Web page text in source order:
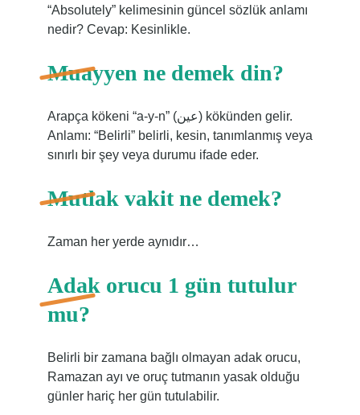
“Absolutely” kelimesinin güncel sözlük anlamı
nedir? Cevap: Kesinlikle.
Muayyen ne demek din?
Arapça kökeni “a-y-n” (عين) kökünden gelir.
Anlamı: “Belirli” belirli, kesin, tanımlanmış veya
sınırlı bir şey veya durumu ifade eder.
Mutlak vakit ne demek?
Zaman her yerde aynıdır…
Adak orucu 1 gün tutulur
mu?
Belirli bir zamana bağlı olmayan adak orucu,
Ramazan ayı ve oruç tutmanın yasak olduğu
günler hariç her gün tutulabilir.